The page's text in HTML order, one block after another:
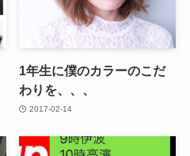
1年生に僕のカラーのこだ
わりを、、、
2017-02-14